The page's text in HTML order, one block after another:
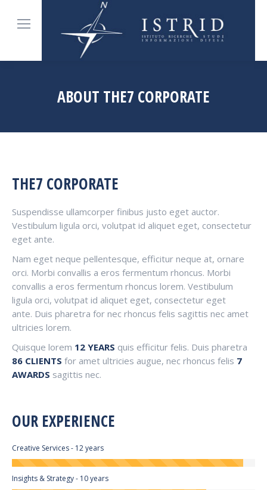
ABOUT THE7 CORPORATE
THE7 CORPORATE
Suspendisse ullamcorper finibus justo eget auctor.
Vestibulum ligula orci, volutpat id aliquet eget, consectetur
eget ante.
Nam eget neque pellentesque, efficitur neque at, ornare
orci. Morbi convallis a eros fermentum rhoncus. Morbi
convallis a eros fermentum rhoncus lorem. Vestibulum
ligula orci, volutpat id aliquet eget, consectetur eget
ante. Duis pharetra for nec rhoncus felis sagittis nec amet
ultricies lorem.
Quisque lorem 12 YEARS quis efficitur felis. Duis pharetra
86 CLIENTS for amet ultricies augue, nec rhoncus felis 7
AWARDS sagittis nec.
OUR EXPERIENCE
Creative Services - 12 years
Insights & Strategy - 10 years